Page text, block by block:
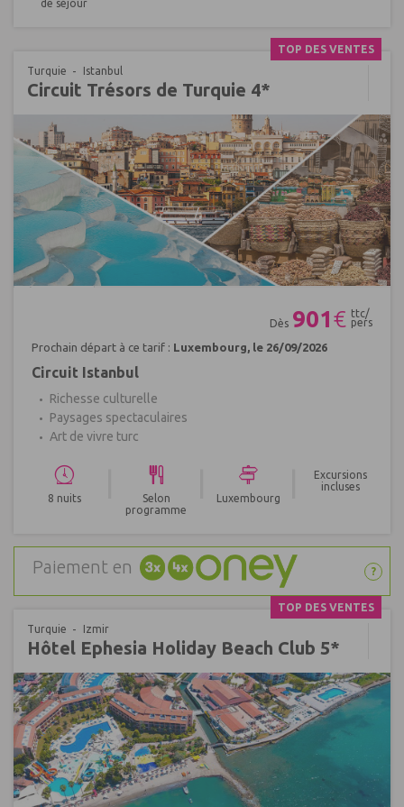
de séjour
TOP DES VENTES
Turquie
Istanbul
Circuit Trésors de Turquie 4*
Dès 901€ ttc/
pers
Prochain départ à ce tarif : Luxembourg, le 26/09/2026
Circuit Istanbul
Richesse culturelle
Paysages spectaculaires
Art de vivre turc
8 nuits
Selon
programme
Luxembourg
Excursions
incluses
Paiement en ?
TOP DES VENTES
Turquie
Izmir
Hôtel Ephesia Holiday Beach Club 5*